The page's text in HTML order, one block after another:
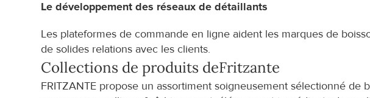
Le développement des réseaux de détaillants
Les plateformes de commande en ligne aident les marques de
de solides relations avec les clients.
Collections de produits deFritzante
FRITZANTE propose un assortiment soigneusement sélectionné de